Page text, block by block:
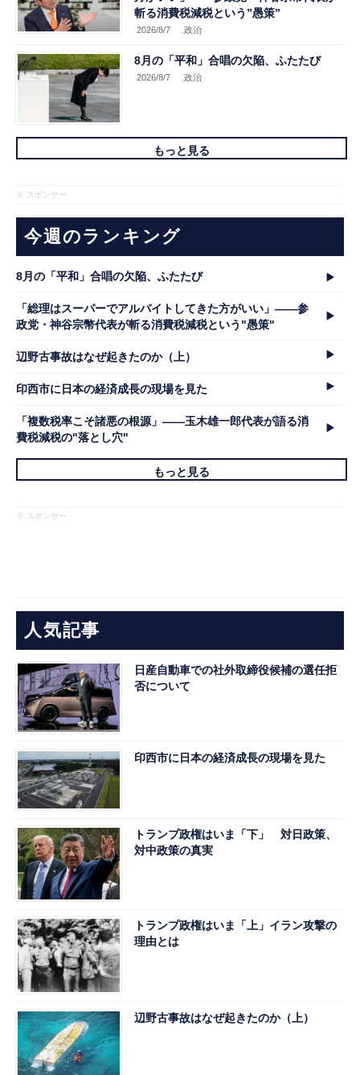
斬る消費税減税という”愚策”
2026/8/7 .政治
8月の「平和」合唱の欠陥、ふたたび
2026/8/7 .政治
もっと見る
※ スポンサー
今週のランキング
8月の「平和」合唱の欠陥、ふたたび
「総理はスーパーでアルバイトしてきた方がいい」――参
政党・神谷宗幣代表が斬る消費税減税という"愚策"
辺野古事故はなぜ起きたのか（上）
印西市に日本の経済成長の現場を見た
「複数税率こそ諸悪の根源」――玉木雄一郎代表が語る消
費税減税の"落とし穴"
もっと見る
※ スポンサー
人気記事
日産自動車での社外取締役候補の選任拒
否について
印西市に日本の経済成長の現場を見た
トランプ政権はいま「下」 対日政策、
対中政策の真実
トランプ政権はいま「上」イラン攻撃の
理由とは
辺野古事故はなぜ起きたのか（上）